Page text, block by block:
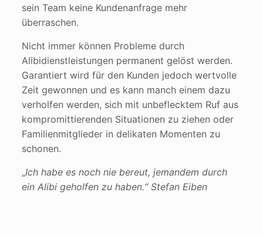
sein Team keine Kundenanfrage mehr
überraschen.
Nicht immer können Probleme durch
Alibidienstleistungen permanent gelöst werden.
Garantiert wird für den Kunden jedoch wertvolle
Zeit gewonnen und es kann manch einem dazu
verholfen werden, sich mit unbeflecktem Ruf aus
kompromittierenden Situationen zu ziehen oder
Familienmitglieder in delikaten Momenten zu
schonen.
„Ich habe es noch nie bereut, jemandem durch
ein Alibi geholfen zu haben.“ Stefan Eiben